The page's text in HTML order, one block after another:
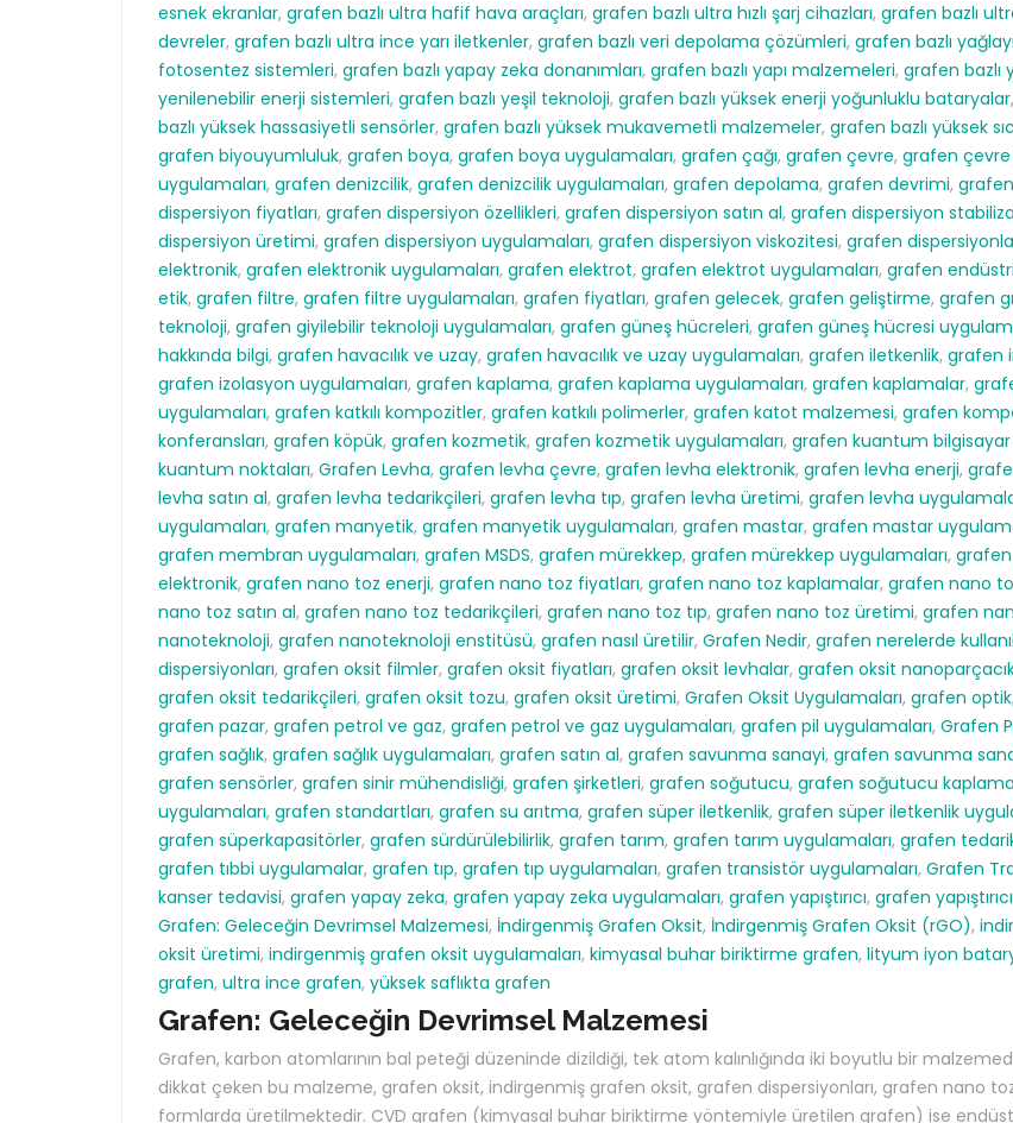
esnek ekranlar, grafen bazlı ultra hafif hava araçları, grafen bazlı ultra hızlı şarj cihazları, grafen bazlı
devreler, grafen bazlı ultra ince yarı iletkenler, grafen bazlı veri depolama çözümleri, grafen bazlı
fotosentez sistemleri, grafen bazlı yapay zeka donanımları, grafen bazlı yapı malzemeleri, grafen bazlı
yenilenebilir enerji sistemleri, grafen bazlı yeşil teknoloji, grafen bazlı yüksek enerji yoğunluklu bataryalar,
bazlı yüksek hassasiyetli sensörler, grafen bazlı yüksek mukavemetli malzemeler, grafen bazlı yüksek
grafen biyouyumluluk, grafen boya, grafen boya uygulamaları, grafen çağı, grafen çevre, grafen çevre
uygulamaları, grafen denizcilik, grafen denizcilik uygulamaları, grafen depolama, grafen devrimi,
dispersiyon fiyatları, grafen dispersiyon özellikleri, grafen dispersiyon satın al, grafen dispersiyon
dispersiyon üretimi, grafen dispersiyon uygulamaları, grafen dispersiyon viskozitesi, grafen
elektronik, grafen elektronik uygulamaları, grafen elektrot, grafen elektrot uygulamaları, grafen
etik, grafen filtre, grafen filtre uygulamaları, grafen fiyatları, grafen gelecek, grafen geliştirme, grafen
teknoloji, grafen giyilebilir teknoloji uygulamaları, grafen güneş hücreleri, grafen güneş hücresi
hakkında bilgi, grafen havacılık ve uzay, grafen havacılık ve uzay uygulamaları, grafen iletkenlik, grafen
grafen izolasyon uygulamaları, grafen kaplama, grafen kaplama uygulamaları, grafen kaplamalar,
uygulamaları, grafen katkılı kompozitler, grafen katkılı polimerler, grafen katot malzemesi, grafen
konferansları, grafen köpük, grafen kozmetik, grafen kozmetik uygulamaları, grafen kuantum bilgisayar
kuantum noktaları, Grafen Levha, grafen levha çevre, grafen levha elektronik, grafen levha enerji,
levha satın al, grafen levha tedarikçileri, grafen levha tıp, grafen levha üretimi, grafen levha
uygulamaları, grafen manyetik, grafen manyetik uygulamaları, grafen mastar, grafen mastar
grafen membran uygulamaları, grafen MSDS, grafen mürekkep, grafen mürekkep uygulamaları,
elektronik, grafen nano toz enerji, grafen nano toz fiyatları, grafen nano toz kaplamalar, grafen nano
nano toz satın al, grafen nano toz tedarikçileri, grafen nano toz tıp, grafen nano toz üretimi, grafen
nanoteknoloji, grafen nanoteknoloji enstitüsü, grafen nasıl üretilir, Grafen Nedir, grafen nerelerde
dispersiyonları, grafen oksit filmler, grafen oksit fiyatları, grafen oksit levhalar, grafen oksit
grafen oksit tedarikçileri, grafen oksit tozu, grafen oksit üretimi, Grafen Oksit Uygulamaları, grafen optik,
grafen pazar, grafen petrol ve gaz, grafen petrol ve gaz uygulamaları, grafen pil uygulamaları, Grafen
grafen sağlık, grafen sağlık uygulamaları, grafen satın al, grafen savunma sanayi, grafen savunma
grafen sensörler, grafen sinir mühendisliği, grafen şirketleri, grafen soğutucu, grafen soğutucu
uygulamaları, grafen standartları, grafen su arıtma, grafen süper iletkenlik, grafen süper iletkenlik
grafen süperkapasitörler, grafen sürdürülebilirlik, grafen tarım, grafen tarım uygulamaları, grafen
grafen tıbbi uygulamalar, grafen tıp, grafen tıp uygulamaları, grafen transistör uygulamaları, Grafen
kanser tedavisi, grafen yapay zeka, grafen yapay zeka uygulamaları, grafen yapıştırıcı, grafen
Grafen: Geleceğin Devrimsel Malzemesi, İndirgenmiş Grafen Oksit, İndirgenmiş Grafen Oksit (rGO),
oksit üretimi, indirgenmiş grafen oksit uygulamaları, kimyasal buhar biriktirme grafen, lityum iyon
grafen, ultra ince grafen, yüksek saflıkta grafen
Grafen: Geleceğin Devrimsel Malzemesi
Grafen, karbon atomlarının bal peteği düzeninde dizildiği, tek atom kalınlığında iki boyutlu bir
dikkat çeken bu malzeme, grafen oksit, indirgenmiş grafen oksit, grafen dispersiyonları, grafen nano
formlarda üretilmektedir. CVD grafen (kimyasal buhar biriktirme yöntemiyle üretilen grafen) ise